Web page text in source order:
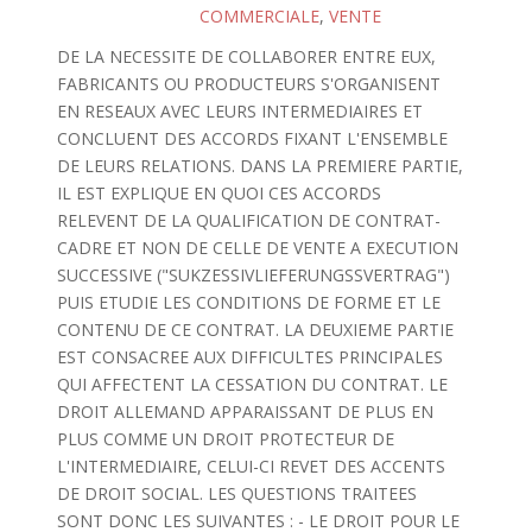
COMMERCIALE, VENTE
DE LA NECESSITE DE COLLABORER ENTRE EUX,
FABRICANTS OU PRODUCTEURS S'ORGANISENT
EN RESEAUX AVEC LEURS INTERMEDIAIRES ET
CONCLUENT DES ACCORDS FIXANT L'ENSEMBLE
DE LEURS RELATIONS. DANS LA PREMIERE PARTIE,
IL EST EXPLIQUE EN QUOI CES ACCORDS
RELEVENT DE LA QUALIFICATION DE CONTRAT-
CADRE ET NON DE CELLE DE VENTE A EXECUTION
SUCCESSIVE ("SUKZESSIVLIEFERUNGSSVERTRAG")
PUIS ETUDIE LES CONDITIONS DE FORME ET LE
CONTENU DE CE CONTRAT. LA DEUXIEME PARTIE
EST CONSACREE AUX DIFFICULTES PRINCIPALES
QUI AFFECTENT LA CESSATION DU CONTRAT. LE
DROIT ALLEMAND APPARAISSANT DE PLUS EN
PLUS COMME UN DROIT PROTECTEUR DE
L'INTERMEDIAIRE, CELUI-CI REVET DES ACCENTS
DE DROIT SOCIAL. LES QUESTIONS TRAITEES
SONT DONC LES SUIVANTES : - LE DROIT POUR LE